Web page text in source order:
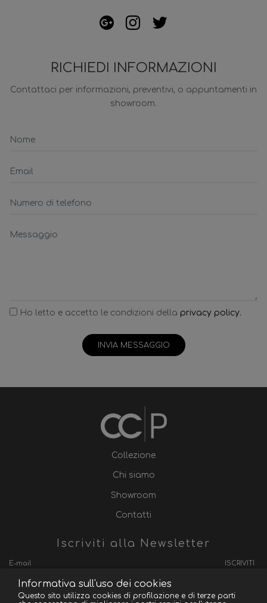
RICHIEDI INFORMAZIONI
Contattaci per informazioni, preventivi, o appuntamenti in
showroom.
Ho letto e accetto le condizioni della privacy policy.
INVIA MESSAGGIO
Collezione
Chi siamo
Showroom
Contatti
Iscriviti alla Newsletter
ISCRIVITI
Informativa sull'uso dei cookies
Questo sito utilizza cookies di profilazione e di terze parti